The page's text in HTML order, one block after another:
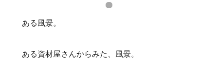
ある風景。
ある資材屋さんからみた、風景。